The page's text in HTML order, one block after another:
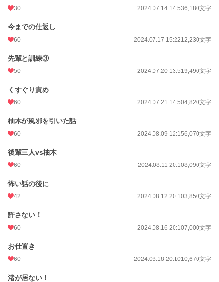
30 2024.07.14 14:536,180文字
今までの仕返し
60 2024.07.17 15:2212,230文字
先輩と訓練③
50 2024.07.20 13:519,490文字
くすぐり責め
60 2024.07.21 14:504,820文字
柚木が風邪を引いた話
60 2024.08.09 12:156,070文字
後輩三人vs柚木
60 2024.08.11 20:108,090文字
怖い話の後に
42 2024.08.12 20:103,850文字
許さない！
60 2024.08.16 20:107,000文字
お仕置き
60 2024.08.18 20:1010,670文字
渚が居ない！